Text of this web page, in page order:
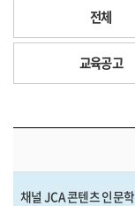
전체
교육공고
채널 JCA 콘텐츠 인문